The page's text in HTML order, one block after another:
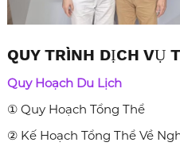
QUY TRÌNH DỊCH VỤ
Quy Hoạch Du Lịch
① Quy Hoạch Tổng Thể
② Kế Hoạch Tổng Thể Về